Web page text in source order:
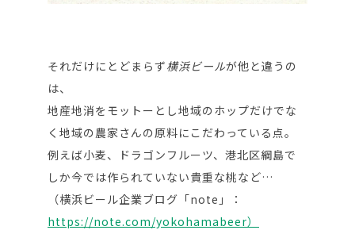
それだけにとどまらず横浜ビールが他と違うの
は、
地産地消をモットーとし地域のホップだけでな
く地域の農家さんの原料にこだわっている点。
例えば小麦、ドラゴンフルーツ、港北区綱島で
しか今では作られていない貴重な桃など…
（横浜ビール企業ブログ「note」：
https://note.com/yokohamabeer）